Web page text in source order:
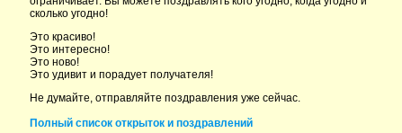
сколько угодно!
Это красиво!
Это интересно!
Это ново!
Это удивит и порадует получателя!
Не думайте, отправляйте поздравления уже сейчас.
Полный список открыток и поздравлений